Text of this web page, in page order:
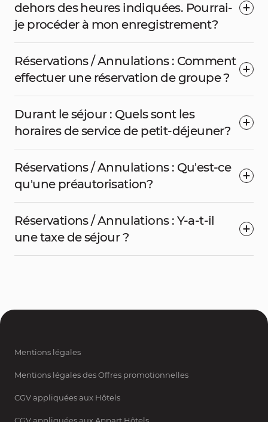
dehors des heures indiquées. Pourrai-
je procéder à mon enregistrement?
Réservations / Annulations : Comment
effectuer une réservation de groupe ?
Durant le séjour : Quels sont les
horaires de service de petit-déjeuner?
Réservations / Annulations : Qu'est-ce
qu'une préautorisation?
Réservations / Annulations : Y-a-t-il
une taxe de séjour ?
Mentions légales
Mentions légales des Offres promotionnelles
CGV appliquées aux Hôtels